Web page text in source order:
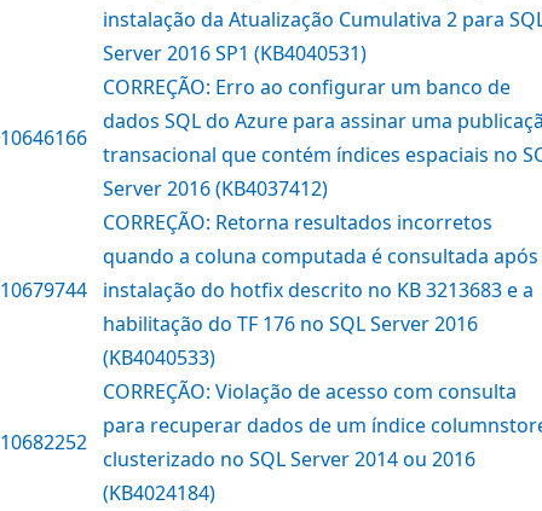
instalação da Atualização Cumulativa 2 para
Server 2016 SP1 (KB4040531)
10646166
CORREÇÃO: Erro ao configurar um banco de
dados SQL do Azure para assinar uma
transacional que contém índices espaciais no
Server 2016 (KB4037412)
10679744
CORREÇÃO: Retorna resultados incorretos
quando a coluna computada é consultada após
instalação do hotfix descrito no KB 3213683 e a
habilitação do TF 176 no SQL Server 2016
(KB4040533)
10682252
CORREÇÃO: Violação de acesso com consulta
para recuperar dados de um índice
clusterizado no SQL Server 2014 ou 2016
(KB4024184)